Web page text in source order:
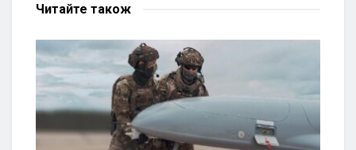
Читайте також